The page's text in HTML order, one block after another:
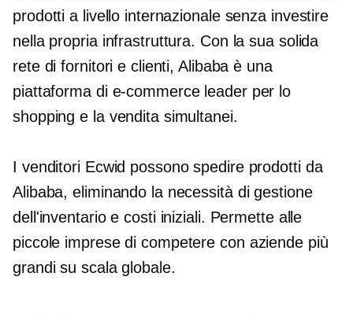
prodotti a livello internazionale senza investire
nella propria infrastruttura. Con la sua solida
rete di fornitori e clienti, Alibaba è una
piattaforma di e-commerce leader per lo
shopping e la vendita simultanei.
I venditori Ecwid possono spedire prodotti da
Alibaba, eliminando la necessità di gestione
dell'inventario e costi iniziali. Permette alle
piccole imprese di competere con aziende più
grandi su scala globale.